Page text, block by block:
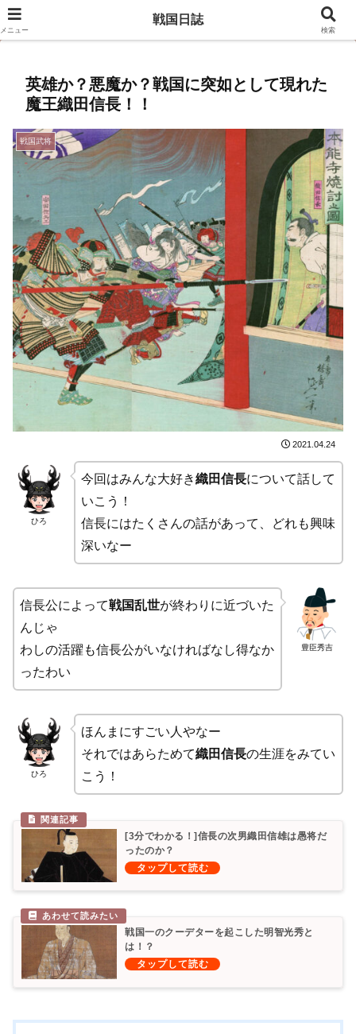
豊臣兄弟のキャスト相関図はこちら
英雄か？悪魔か？戦国に突如として現れた
魔王織田信長！！
戦国武将
2021.04.24
ひろ
今回はみんな大好き織田信長について話して
いこう！
信長にはたくさんの話があって、どれも興味
深いなー
豊臣秀吉
信長公によって戦国乱世が終わりに近づいた
んじゃ
わしの活躍も信長公がいなければなし得なか
ったわい
ひろ
ほんまにすごい人やなー
それではあらためて織田信長の生涯をみてい
こう！
[3分でわかる！]信長の次男織田信雄は愚将だ
ったのか？
戦国一のクーデターを起こした明智光秀と
は！？
メニュー
戦国日誌
検索